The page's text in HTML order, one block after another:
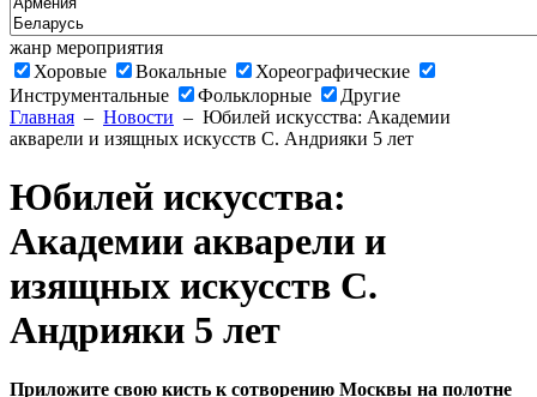
жанр мероприятия
Хоровые
Вокальные
Хореографические
Инструментальные
Фольклорные
Другие
Главная – Новости – Юбилей искусства: Академии
акварели и изящных искусств С. Андрияки 5 лет
Юбилей искусства:
Академии акварели и
изящных искусств С.
Андрияки 5 лет
Приложите свою кисть к сотворению Москвы на полотне